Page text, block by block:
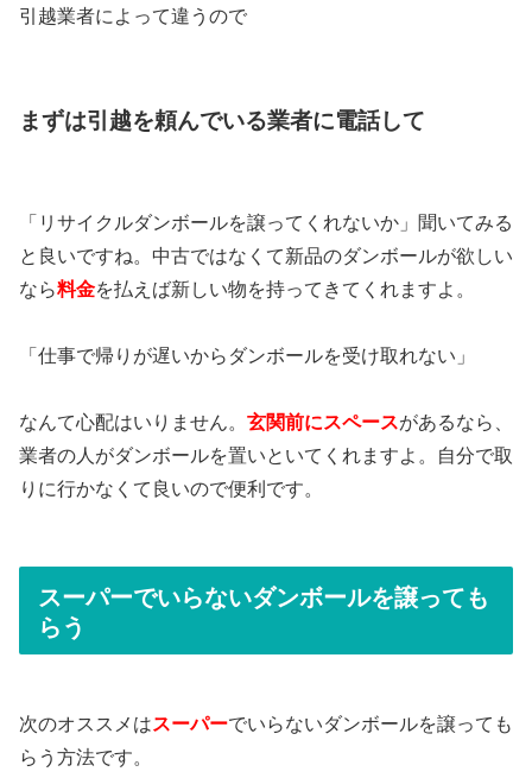
引越業者によって違うので
まずは引越を頼んでいる業者に電話して
「リサイクルダンボールを譲ってくれないか」聞いてみる
と良いですね。中古ではなくて新品のダンボールが欲しい
なら料金を払えば新しい物を持ってきてくれますよ。
「仕事で帰りが遅いからダンボールを受け取れない」
なんて心配はいりません。 玄関前にスペースがあるなら、
業者の人がダンボールを置いといてくれますよ。自分で取
りに行かなくて良いので便利です。
スーパーでいらないダンボールを譲っても
らう
次のオススメはスーパーでいらないダンボールを譲っても
らう方法です。